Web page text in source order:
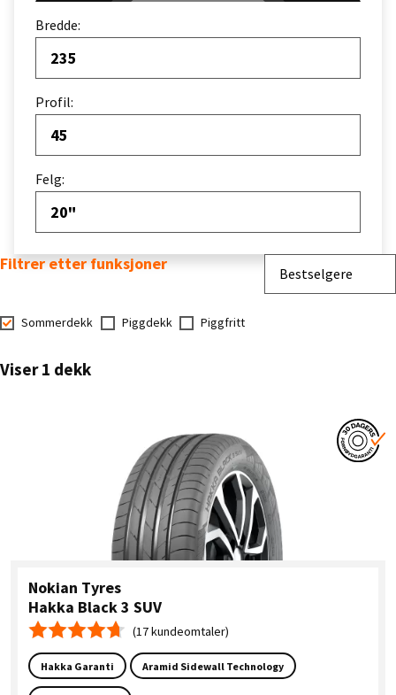
Bredde:
235
Profil:
45
Felg:
20"
Sommerdekk Piggdekk Piggfritt
Bestselgere
Viser 1 dekk
Filtrer etter funksjoner
Nokian Tyres
Hakka Black 3 SUV
Gjennomsnittskarakter 4.7
(17 kundeomtaler)
Hakka Garanti Aramid Sidewall Technology